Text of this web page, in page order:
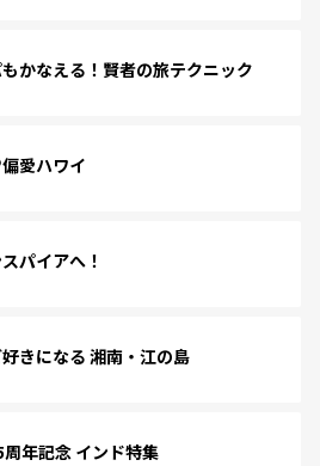
かなえる！賢者の旅テクニック
愛ハワイ
パイアへ！
きになる 湘南・江の島
年記念 インド特集